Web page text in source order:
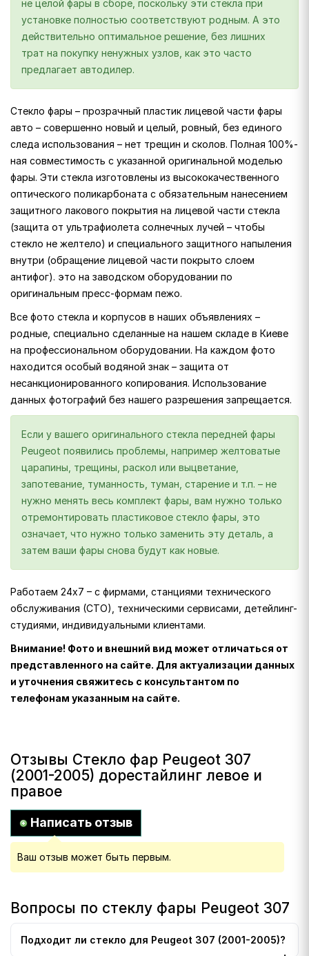
не целой фары в сборе, поскольку эти стекла при
установке полностью соответствуют родным. А это
действительно оптимальное решение, без лишних
трат на покупку ненужных узлов, как это часто
предлагает автодилер.
Стекло фары – прозрачный пластик лицевой части фары
авто – совершенно новый и целый, ровный, без единого
следа использования – нет трещин и сколов. Полная 100%-
ная совместимость с указанной оригинальной моделью
фары. Эти стекла изготовлены из высококачественного
оптического поликарбоната с обязательным нанесением
защитного лакового покрытия на лицевой части стекла
(защита от ультрафиолета солнечных лучей – чтобы
стекло не желтело) и специального защитного напыления
внутри (обращение лицевой части покрыто слоем
антифог). это на заводском оборудовании по
оригинальным пресс-формам пежо.
Все фото стекла и корпусов в наших объявлениях –
родные, специально сделанные на нашем складе в Киеве
на профессиональном оборудовании. На каждом фото
находится особый водяной знак – защита от
несанкционированного копирования. Использование
данных фотографий без нашего разрешения запрещается.
Если у вашего оригинального стекла передней фары
Peugeot появились проблемы, например желтоватые
царапины, трещины, раскол или выцветание,
запотевание, туманность, туман, старение и т.п. – не
нужно менять весь комплект фары, вам нужно только
отремонтировать пластиковое стекло фары, это
означает, что нужно только заменить эту деталь, а
затем ваши фары снова будут как новые.
Работаем 24х7 – с фирмами, станциями технического
обслуживания (СТО), техническими сервисами, детейлинг-
студиями, индивидуальными клиентами.
Внимание! Фото и внешний вид может отличаться от
представленного на сайте. Для актуализации данных
и уточнения свяжитесь с консультантом по
телефонам указанным на сайте.
Отзывы Стекло фар Peugeot 307
(2001-2005) дорестайлинг левое и
правое
Написать отзыв
Ваш отзыв может быть первым.
Вопросы по стеклу фары Peugeot 307
Подходит ли стекло для Peugeot 307 (2001-2005)?